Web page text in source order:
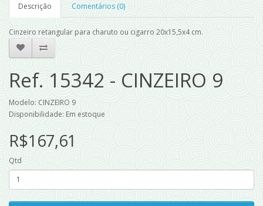
Descrição Comentários (0)
Cinzeiro retangular para charuto ou cigarro 20x15,5x4 cm.
Ref. 15342 - CINZEIRO 9
Modelo: CINZEIRO 9
Disponibilidade: Em estoque
R$167,61
Qtd